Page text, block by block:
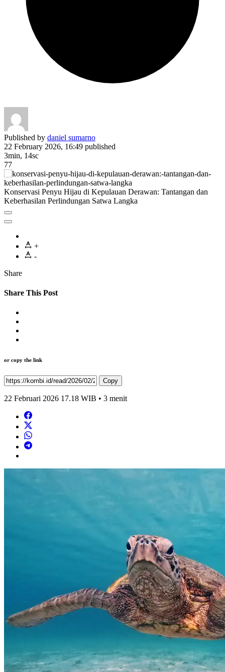
Published by daniel sumarno
22 February 2026, 16:49 published
3min, 14sc
77
Konservasi Penyu Hijau di Kepulauan Derawan: Tantangan dan
Keberhasilan Perlindungan Satwa Langka
+
-
Share
Share This Post
or copy the link
Copy
22 Februari 2026 17.18 WIB • 3 menit